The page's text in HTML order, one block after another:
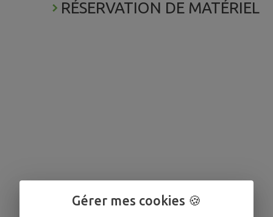
RÉSERVATION DE MATÉRIEL
Gérer mes cookies 🍪